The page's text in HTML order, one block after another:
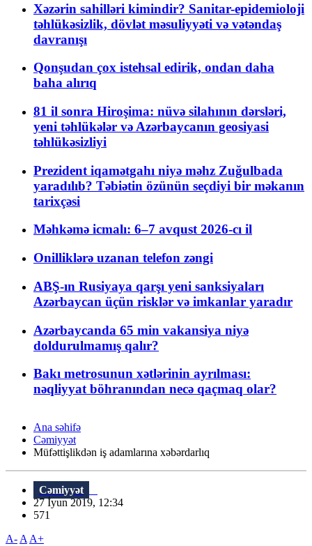
Xəzərin sahilləri kimindir? Sanitar-epidemioloji
təhlükəsizlik, dövlət məsuliyyəti və vətəndaş
davranışı
Qonşudan çox istehsal edirik, ondan daha
baha alırıq
81 il sonra Hiroşima: nüvə silahının dərsləri,
yeni təhlükələr və Azərbaycanın geosiyasi
təhlükəsizliyi
Prezident iqamətgahı niyə məhz Zuğulbada
yaradılıb? Təbiətin özünün seçdiyi bir məkanın
tarixçəsi
Məhkəmə icmalı: 6–7 avqust 2026-cı il
Onilliklərə uzanan telefon zəngi
ABŞ-ın Rusiyaya qarşı yeni sanksiyaları
Azərbaycan üçün risklər və imkanlar yaradır
Azərbaycanda 65 min vakansiya niyə
doldurulmamış qalır?
Bakı metrosunun xətlərinin ayrılması:
nəqliyyat böhranından necə qaçmaq olar?
Ana səhifə
Cəmiyyət
Müfəttişlikdən iş adamlarına xəbərdarlıq
Cəmiyyət
27 İyun 2019, 12:34
571
A- A A+